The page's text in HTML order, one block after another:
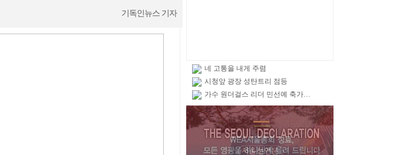
기독인뉴스 기자
네 고통을 내게 주렴
시청앞 광장 성탄트리 점등
가수 원더걸스 리더 민선예 축가…